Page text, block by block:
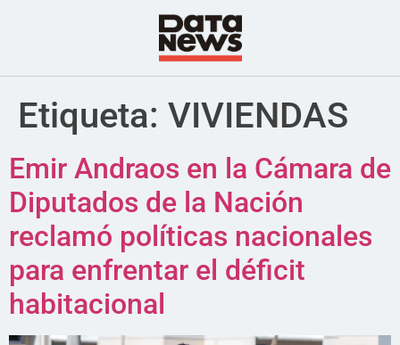
Etiqueta: VIVIENDAS
Emir Andraos en la Cámara de
Diputados de la Nación
reclamó políticas nacionales
para enfrentar el déficit
habitacional